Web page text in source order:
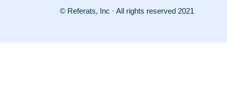
© Referats, Inc · All rights reserved 2021